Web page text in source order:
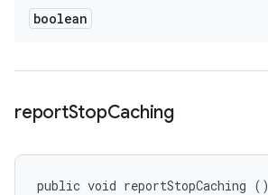
boolean
reportStopCaching
public void reportStopCaching ()